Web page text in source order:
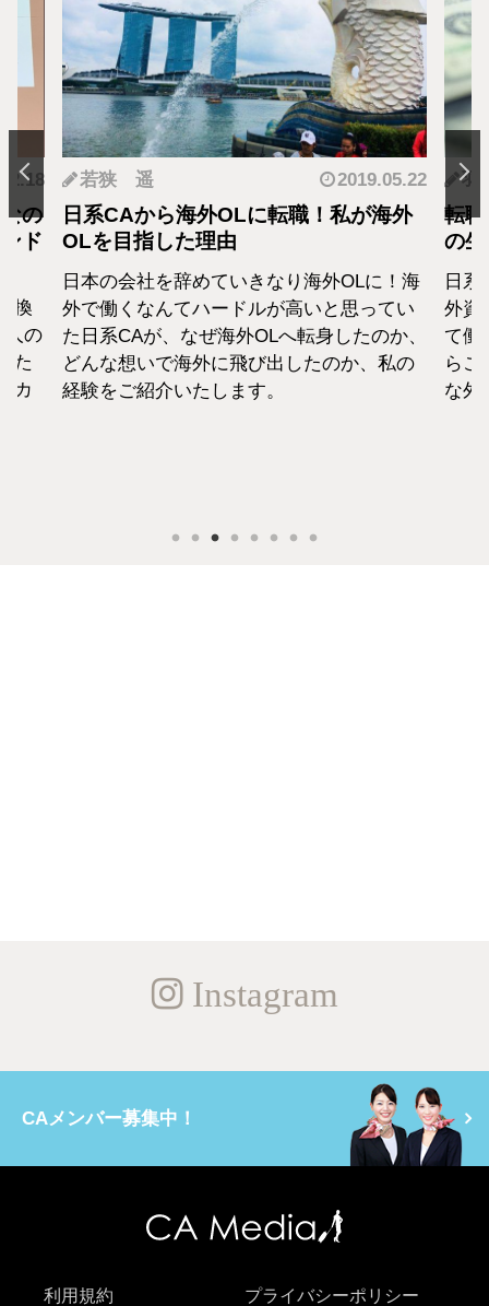
の
ド
換
人の
た
カ
若狭 遥 2019.05.22
日系CAから海外OLに転職！私が海外
OLを目指した理由
日本の会社を辞めていきなり海外OLに！海
外で働くなんてハードルが高いと思ってい
た日系CAが、なぜ海外OLへ転身したのか、
どんな想いで海外に飛び出したのか、私の
経験をご紹介いたします。
羽
転
の
日
外資
て働
らこ
な外
Instagram
CAメンバー募集中！
利用規約 プライバシーポリシー